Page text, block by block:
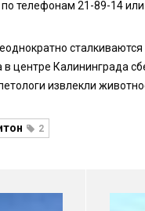
телефонам 21-89-14 или
центре Калининграда
извлекли
2